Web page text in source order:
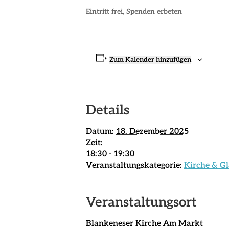
Eintritt frei, Spenden erbeten
Zum Kalender hinzufügen
Details
Datum: 18. Dezember 2025
Zeit:
18:30 - 19:30
Veranstaltungskategorie: Kirche &
Veranstaltungsort
Blankeneser Kirche Am Markt